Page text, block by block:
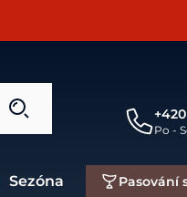
Po -
Sezóna Pasování